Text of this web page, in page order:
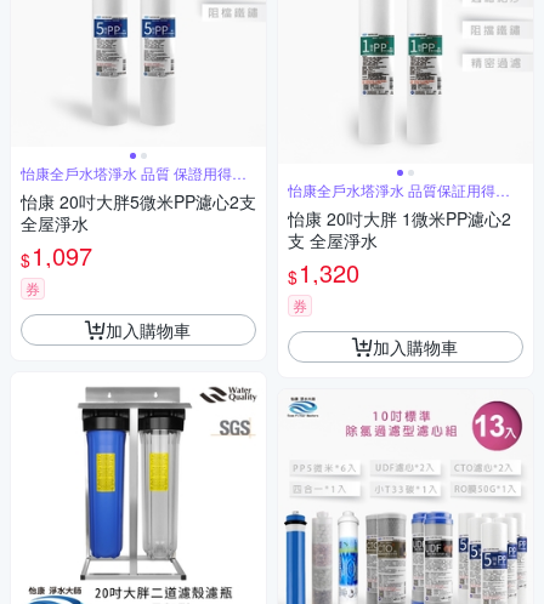
怡康全戶水塔淨水 品質 保證用得安
心
怡康 20吋大胖5微米PP濾心2支
全屋淨水
$1,097
券
加入購物車
怡康全戶水塔淨水 品質保証用得安
心
怡康 20吋大胖 1微米PP濾心2
支 全屋淨水
$1,320
券
加入購物車